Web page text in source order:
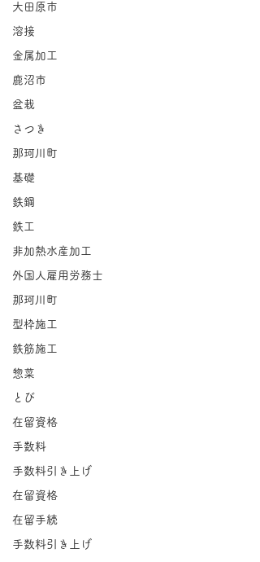
大田原市
溶接
金属加工
鹿沼市
盆栽
さつき
那珂川町
基礎
鉄鋼
鉄工
非加熱水産加工
外国人雇用労務士
那珂川町
型枠施工
鉄筋施工
惣菜
とび
在留資格
手数料
手数料引き上げ
在留資格
在留手続
手数料引き上げ